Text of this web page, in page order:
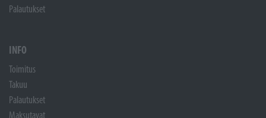
Palautukset
INFO
Toimitus
Takuu
Palautukset
Maksutavat